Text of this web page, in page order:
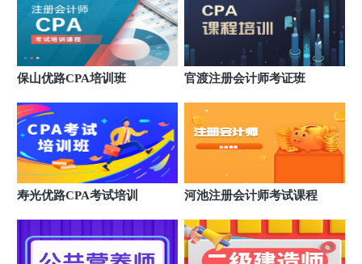
1301-1303室（南城百货旁）
广西柳州优路教育培训学校
广西壮族自治区柳州市柳北区广场路10号地王国际财
富中心23A层11号
9 广西南宁优路教育培训学校
大厦1701室
保山优路CPA培训班 官渡注册会计师考证班
寿光优路CPA考试培训 河池注册会计师考试课程